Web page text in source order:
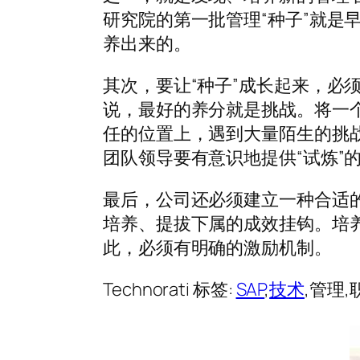
研究院的第一批管理“种子”就是
养出来的。
其次，要让“种子”成长起来，必
说，最好的养分就是挑战。将一
任的位置上，遇到大量陌生的挑
团队领导要有意识地提供“试炼”
最后，公司还必须建立一种合适
培养、提拔下属的成效挂钩。培
此，必须有明确的激励机制。
Technorati 标签: SAP,技术,管理,